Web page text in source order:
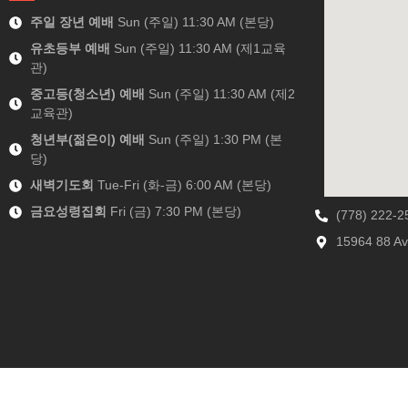
주일 장년 예배 Sun (주일) 11:30 AM (본당)
유초등부 예배 Sun (주일) 11:30 AM (제1교육
관)
중고등(청소년) 예배 Sun (주일) 11:30 AM (제2
교육관)
청년부(젊은이) 예배 Sun (주일) 1:30 PM (본
당)
새벽기도회 Tue-Fri (화-금) 6:00 AM (본당)
금요성령집회 Fri (금) 7:30 PM (본당)
(778) 222-
15964 88